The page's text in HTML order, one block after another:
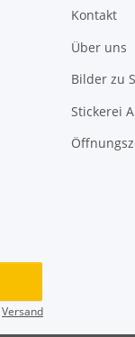
Kontakt
Über uns
Bilder zu
Stickerei
Versand